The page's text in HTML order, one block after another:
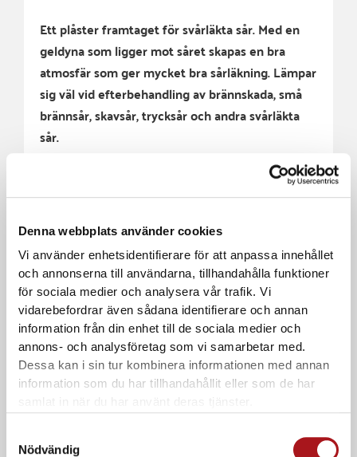
Denna webbplats använder cookies
Vi använder enhetsidentifierare för att anpassa innehållet
och annonserna till användarna, tillhandahålla funktioner
för sociala medier och analysera vår trafik. Vi
vidarebefordrar även sådana identifierare och annan
information från din enhet till de sociala medier och
annons- och analysföretag som vi samarbetar med.
Dessa kan i sin tur kombinera informationen med annan
information som du har tillhandahållit eller som de har
samlat in när du har använt deras tjänster.
Nödvändig
Ett plåster framtaget för svårläkta sår. Med en
geldyna som ligger mot såret skapas en bra
atmosfär som ger mycket bra sårläkning. Lämpar
sig väl vid efterbehandling av brännskada, små
brännsår, skavsår, trycksår och andra svårläkta
sår.
Kyler och lindrar
Ger mycket god sårläkning
Minimerar ärrbildning och sårskorpa
Påskyndar bildandet an ny vävnad
Behaglig dämpning mot skavsår/trycksår
Bekvämt att bära / ökar komforten
Vattentätt – möjliggjör duschning
Tillåter fri passage av gaser och vattenånga